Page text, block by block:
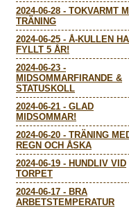
2024-06-28 - TOKVARMT
TRÄNING
2024-06-25 - Å-KULLEN
FYLLT 5 ÅR!
2024-06-23 -
MIDSOMMARFIRANDE &
STATUSKOLL
2024-06-21 - GLAD
MIDSOMMAR!
2024-06-20 - TRÄNING
REGN OCH ÅSKA
2024-06-19 - HUNDLIV VID
TORPET
2024-06-17 - BRA
ARBETSTEMPERATUR